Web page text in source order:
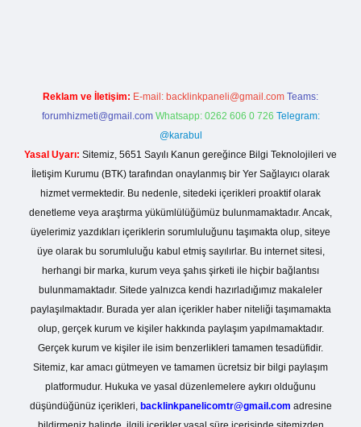
Reklam ve İletişim: E-mail: backlinkpaneli@gmail.com Teams:
forumhizmeti@gmail.com Whatsapp: 0262 606 0 726 Telegram:
@karabul
Yasal Uyarı: Sitemiz, 5651 Sayılı Kanun gereğince Bilgi Teknolojileri ve
İletişim Kurumu (BTK) tarafından onaylanmış bir Yer Sağlayıcı olarak
hizmet vermektedir. Bu nedenle, sitedeki içerikleri proaktif olarak
denetleme veya araştırma yükümlülüğümüz bulunmamaktadır. Ancak,
üyelerimiz yazdıkları içeriklerin sorumluluğunu taşımakta olup, siteye
üye olarak bu sorumluluğu kabul etmiş sayılırlar. Bu internet sitesi,
herhangi bir marka, kurum veya şahıs şirketi ile hiçbir bağlantısı
bulunmamaktadır. Sitede yalnızca kendi hazırladığımız makaleler
paylaşılmaktadır. Burada yer alan içerikler haber niteliği taşımamakta
olup, gerçek kurum ve kişiler hakkında paylaşım yapılmamaktadır.
Gerçek kurum ve kişiler ile isim benzerlikleri tamamen tesadüfidir.
Sitemiz, kar amacı gütmeyen ve tamamen ücretsiz bir bilgi paylaşım
platformudur. Hukuka ve yasal düzenlemelere aykırı olduğunu
düşündüğünüz içerikleri, backlinkpanelicomtr@gmail.com adresine